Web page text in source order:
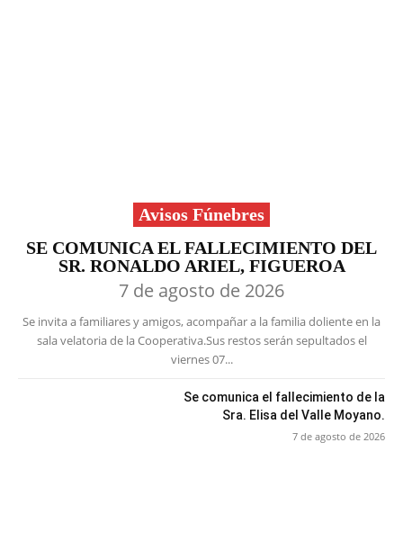
Avisos Fúnebres
SE COMUNICA EL FALLECIMIENTO DEL
SR. RONALDO ARIEL, FIGUEROA
7 de agosto de 2026
Se invita a familiares y amigos, acompañar a la familia doliente en la
sala velatoria de la Cooperativa.Sus restos serán sepultados el
viernes 07...
Se comunica el fallecimiento de la
Sra. Elisa del Valle Moyano.
7 de agosto de 2026